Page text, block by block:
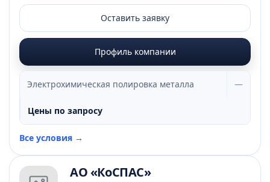
Оставить заявку
Профиль компании
Электрохимическая полировка металла —
Цены по запросу
Все условия →
АО «КоСПАС»